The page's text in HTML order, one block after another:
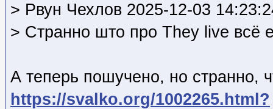
> Рвун Чехлов 2025-12-03
> Странно што про They live всё
А теперь пошучено, но странно,
https://svalko.org/1002265.html?